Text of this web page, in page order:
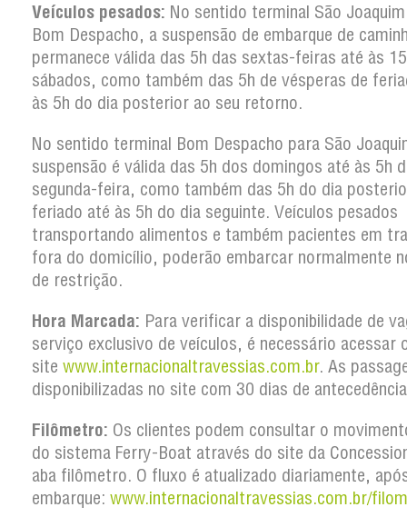
Veículos pesados: No sentido terminal São
Bom Despacho, a suspensão de embarque de
permanece válida das 5h das sextas-feiras até às
sábados, como também das 5h de vésperas de
às 5h do dia posterior ao seu retorno.
No sentido terminal Bom Despacho para São
suspensão é válida das 5h dos domingos até às 5h
segunda-feira, como também das 5h do dia
feriado até às 5h do dia seguinte. Veículos pesados
transportando alimentos e também pacientes em
fora do domicílio, poderão embarcar normalmente
de restrição.
Hora Marcada: Para verificar a disponibilidade de
serviço exclusivo de veículos, é necessário acessar
site www.internacionaltravessias.com.br. As
disponibilizadas no site com 30 dias de
Filômetro: Os clientes podem consultar o
do sistema Ferry-Boat através do site da
aba filômetro. O fluxo é atualizado diariamente,
embarque: www.internacionaltravessias.com.br/